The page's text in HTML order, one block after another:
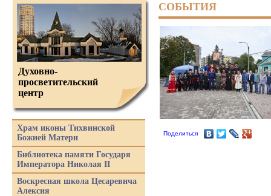
СОБЫТИЯ
Поделиться
Духовно-
просветительский
центр
Храм иконы Тихвинской
Божией Матери
Библиотека памяти Государя
Императора Николая II
Воскресная школа Цесаревича
Алексия